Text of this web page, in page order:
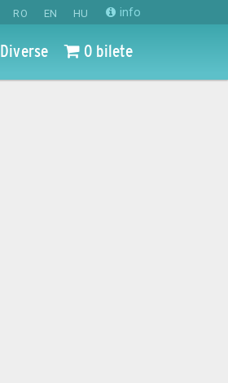
RO EN HU info
Diverse 0 bilete